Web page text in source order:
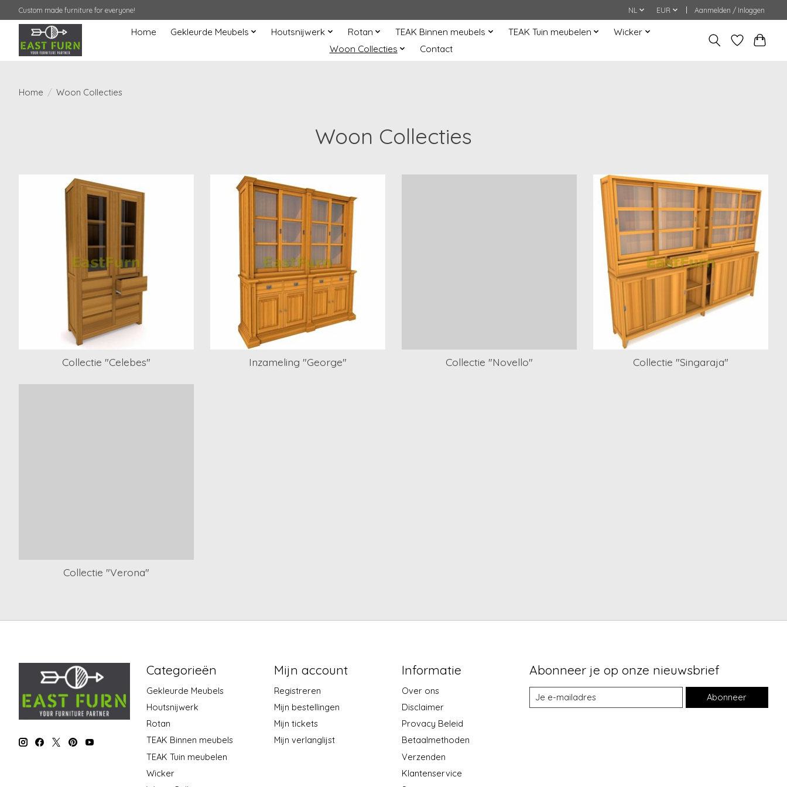
Custom made furniture for everyone! NL EUR Aanmelden / Inloggen
Home Gekleurde Meubels Houtsnijwerk Rotan TEAK Binnen meubels TEAK Tuin meubelen
Wicker
Woon Collecties
Contact
Home / Woon Collecties
Woon Collecties
Collectie "Celebes" Inzameling "George" Collectie "Novello" Collectie "Singaraja"
Collectie "Verona"
Categorieën
Gekleurde Meubels
Houtsnijwerk
Rotan
TEAK Binnen meubels
TEAK Tuin meubelen
Wicker
Mijn account
Registreren
Mijn bestellingen
Mijn tickets
Mijn verlanglijst
Informatie
Over ons
Disclaimer
Provacy Beleid
Betaalmethoden
Verzenden
Klantenservice
Abonneer je op onze nieuwsbrief
Abonneer